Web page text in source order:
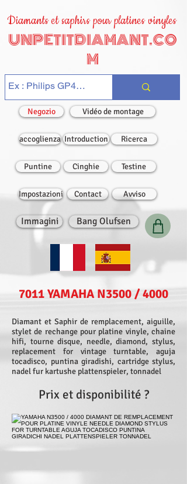
Diamants et saphirs pour platines vinyles
UNPETITDIAMANT.CO
M
Negozio Vidéo de montage
accoglienza Introduction Ricerca
Puntine Cinghie Testine
Impostazioni Contact Avviso
Immagini Bang Olufsen
​7011 YAMAHA N3500 / 4000
Diamant et Saphir de remplacement, aiguille,
stylet de rechange pour platine vinyle, chaine
hifi, tourne disque, needle, diamond, stylus,
replacement for vintage turntable, aguja
tocadisco, puntina giradishi, cartridge stylus,
nadel fur kartushe plattenspieler, tonnadel
Prix et disponibilité ?